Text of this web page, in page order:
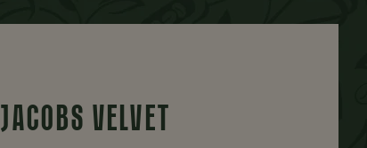
JACOBS VELVET